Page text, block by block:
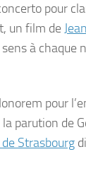
pour
un film de
à chaque
pour
la parution de
Strasbourg